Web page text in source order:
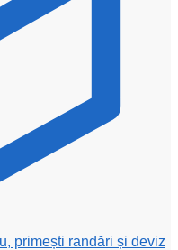
primești randări și deviz